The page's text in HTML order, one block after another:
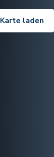
Karte laden